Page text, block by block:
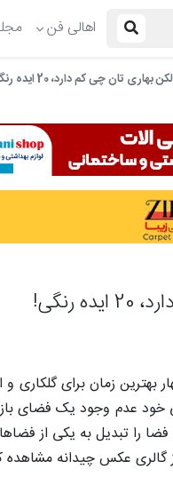
اهالی فن
بهاری تان چی کم دارد، 20 ایده رنگی!
رنگی!
بهترین زمان برای
خود عدم وجود یک فضای
فضا را تبدیل به یکی از
گالری عکس چیدانه مشاهده